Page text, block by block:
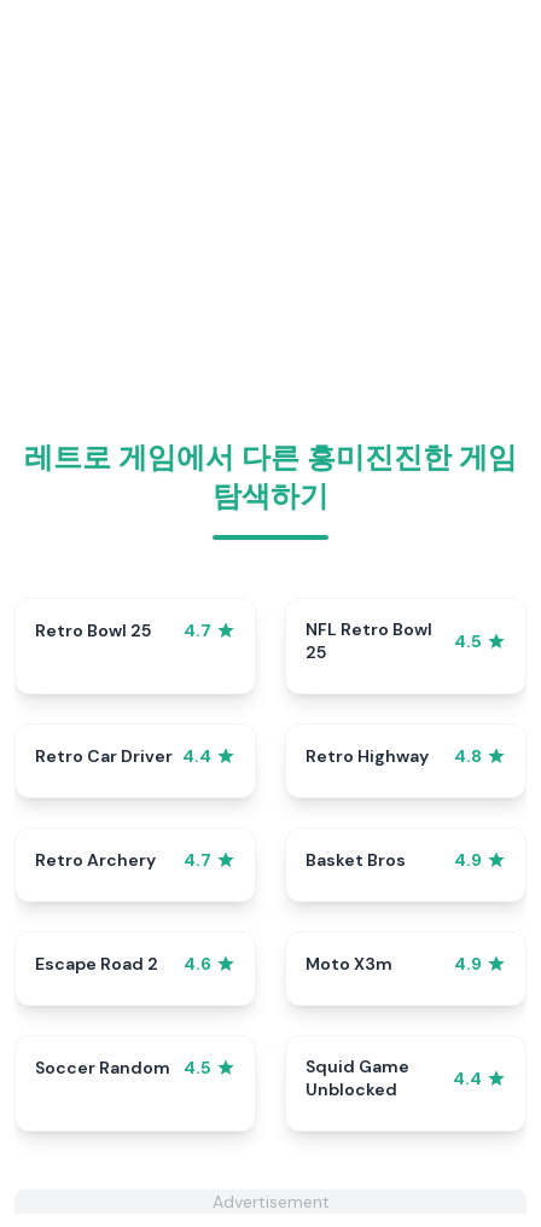
레트로 게임에서 다른 흥미진진한 게임
탐색하기
Retro Bowl 25 4.7
NFL Retro Bowl
25
4.5
Retro Car Driver 4.4 Retro Highway 4.8
Retro Archery 4.7 Basket Bros 4.9
Escape Road 2 4.6 Moto X3m 4.9
Soccer Random 4.5
Squid Game
Unblocked
4.4
Advertisement